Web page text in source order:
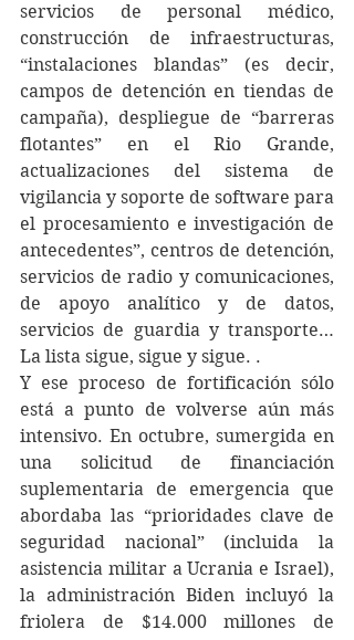
servicios de personal médico,
construcción de infraestructuras,
“instalaciones blandas” (es decir,
campos de detención en tiendas de
campaña), despliegue de “barreras
flotantes” en el Rio Grande,
actualizaciones del sistema de
vigilancia y soporte de software para
el procesamiento e investigación de
antecedentes”, centros de detención,
servicios de radio y comunicaciones,
de apoyo analítico y de datos,
servicios de guardia y transporte…
La lista sigue, sigue y sigue. .
Y ese proceso de fortificación sólo
está a punto de volverse aún más
intensivo. En octubre, sumergida en
una solicitud de financiación
suplementaria de emergencia que
abordaba las “prioridades clave de
seguridad nacional” (incluida la
asistencia militar a Ucrania e Israel),
la administración Biden incluyó la
friolera de $14.000 millones de